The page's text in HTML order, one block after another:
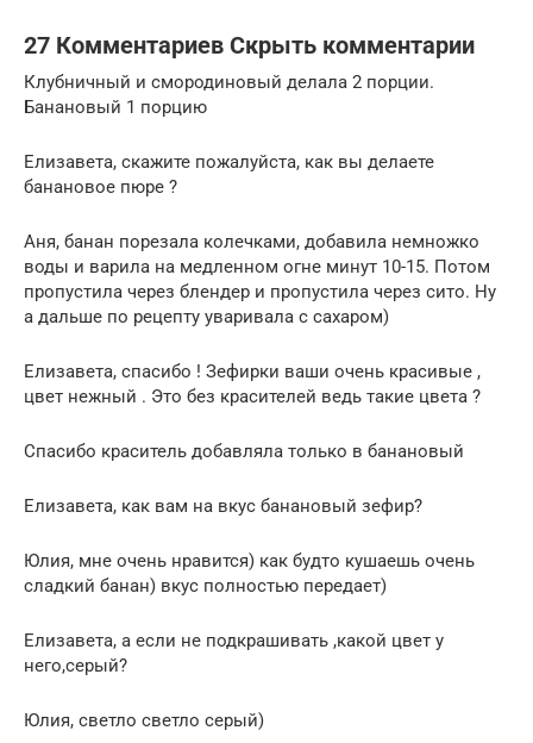
27 Комментариев Скрыть комментарии
Клубничный и смородиновый делала 2 порции.
Банановый 1 порцию
Елизавета, скажите пожалуйста, как вы делаете
банановое пюре ?
Аня, банан порезала колечками, добавила немножко
воды и варила на медленном огне минут 10-15. Потом
пропустила через блендер и пропустила через сито. Ну
а дальше по рецепту уваривала с сахаром)
Елизавета, спасибо ! Зефирки ваши очень красивые ,
цвет нежный . Это без красителей ведь такие цвета ?
Спасибо краситель добавляла только в банановый
Елизавета, как вам на вкус банановый зефир?
Юлия, мне очень нравится) как будто кушаешь очень
сладкий банан) вкус полностью передает)
Елизавета, а если не подкрашивать ,какой цвет у
него,серый?
Юлия, светло светло серый)